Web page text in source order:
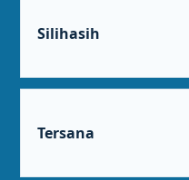
Silihasih
Tersana